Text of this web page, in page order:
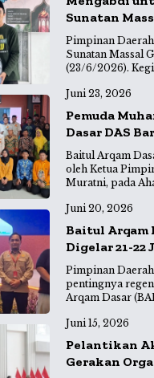
o
k
p a
m
Sunatan
Pimpinan
Sunatan Massal
(23/6/2026).
Juni 23, 2026
Pemuda
Dasar DAS
Baitul Arqam
oleh Ketua
Muratni, pada
Juni 20, 2026
Baitul Arqam
Digelar 21-22
Pimpinan
pentingnya
Arqam Dasar
Juni 15, 2026
Pelantikan
Gerakan